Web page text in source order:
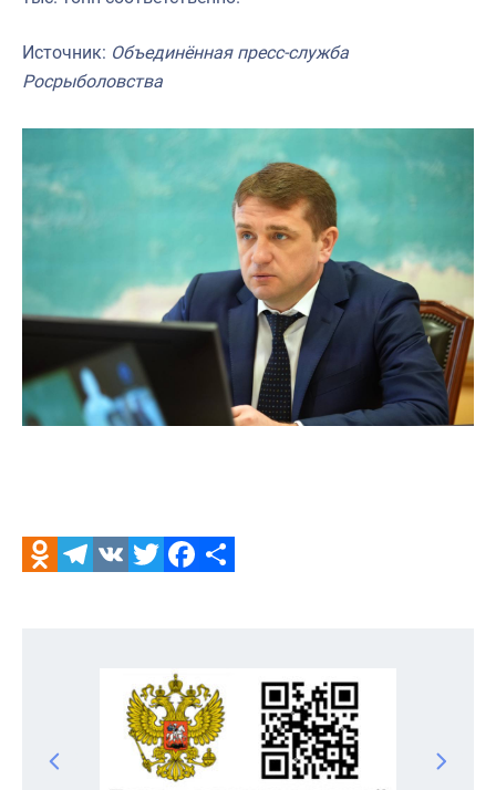
Источник: Объединённая пресс-служба
Росрыболовства